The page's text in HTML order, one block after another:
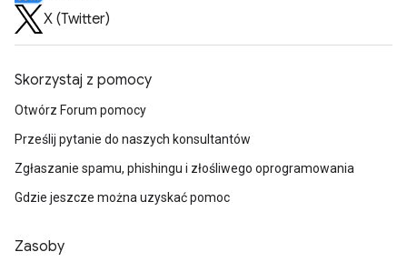
X (Twitter)
Skorzystaj z pomocy
Otwórz Forum pomocy
Prześlij pytanie do naszych konsultantów
Zgłaszanie spamu, phishingu i złośliwego oprogramowania
Gdzie jeszcze można uzyskać pomoc
Zasoby